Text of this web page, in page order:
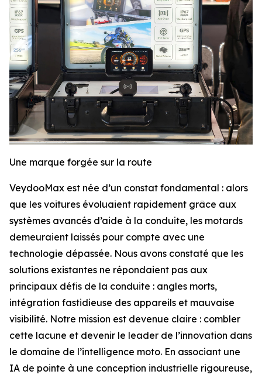
Une marque forgée sur la route
VeydooMax est née d’un constat fondamental : alors
que les voitures évoluaient rapidement grâce aux
systèmes avancés d’aide à la conduite, les motards
demeuraient laissés pour compte avec une
technologie dépassée. Nous avons constaté que les
solutions existantes ne répondaient pas aux
principaux défis de la conduite : angles morts,
intégration fastidieuse des appareils et mauvaise
visibilité. Notre mission est devenue claire : combler
cette lacune et devenir le leader de l’innovation dans
le domaine de l’intelligence moto. En associant une
IA de pointe à une conception industrielle rigoureuse,